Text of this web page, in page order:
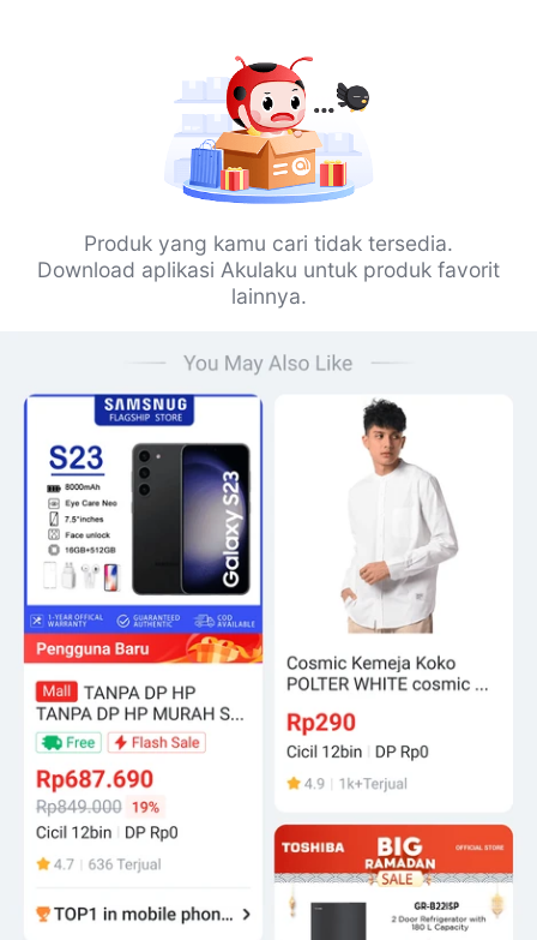
Produk yang kamu cari tidak tersedia.
Download aplikasi Akulaku untuk produk favorit
lainnya.